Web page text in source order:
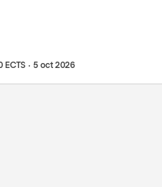
ECTS 5 oct 2026